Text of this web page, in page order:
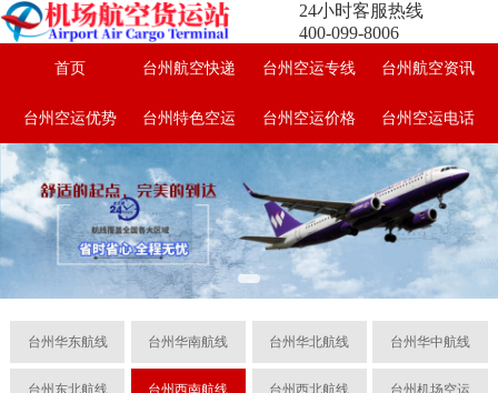
24小时客服热线
400-099-8006
首页 台州航空快递 台州空运专线 台州航空资讯
台州空运优势 台州特色空运 台州空运价格 台州空运电话
台州华东航线 台州华南航线 台州华北航线 台州华中航线